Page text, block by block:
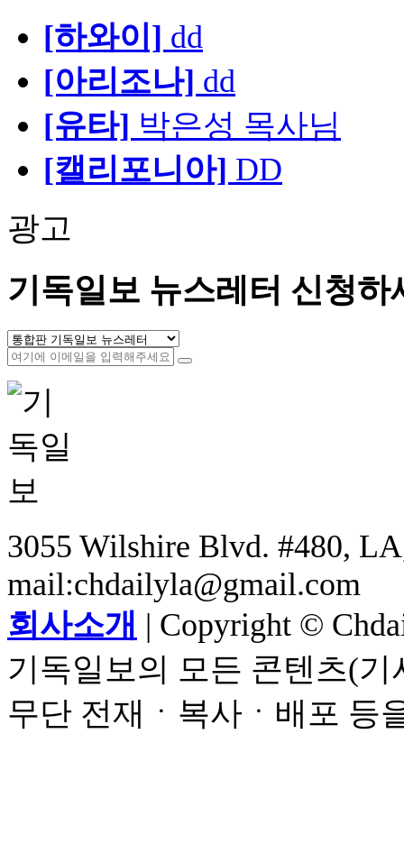
[하와이] dd
[아리조나] dd
[유타] 박은성 목사님
[캘리포니아] DD
광고
기독일보 뉴스레터 신청하
3055 Wilshire Blvd. #480,
mail:chdailyla@gmail.com
회사소개 | Copyright ©
기독일보의 모든 콘텐츠(
무단 전재ㆍ복사ㆍ배포 등